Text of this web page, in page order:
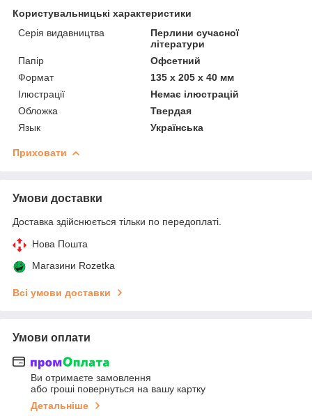
Користувальницькі характеристики
Серія видавництва
Перлини сучасної
літератури
Папір
Офсетний
Формат
135 х 205 х 40 мм
Ілюстрації
Немає ілюстрацій
Обложка
Твердая
Язык
Українська
Приховати
Умови доставки
Доставка здійснюється тільки по передоплаті.
Нова Пошта
Магазини Rozetka
Всі умови доставки
Умови оплати
Ви отримаєте замовлення
або гроші повернуться на вашу картку
Детальніше